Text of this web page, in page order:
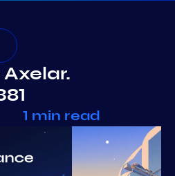
1 min read